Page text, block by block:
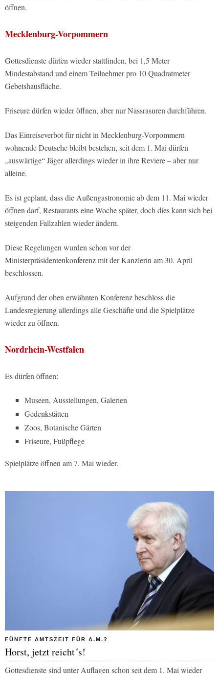
öffnen.
Mecklenburg-Vorpommern
Gottesdienste dürfen wieder stattfinden, bei 1,5 Meter
Mindestabstand und einem Teilnehmer pro 10 Quadratmeter
Gebetshausfläche.
Friseure dürfen wieder öffnen, aber nur Nassrasuren durchführen.
Das Einreiseverbot für nicht in Mecklenburg-Vorpommern
wohnende Deutsche bleibt bestehen, seit dem 1. Mai dürfen
„auswärtige“ Jäger allerdings wieder in ihre Reviere – aber nur
alleine.
Es ist geplant, dass die Außengastronomie ab dem 11. Mai wieder
öffnen darf, Restaurants eine Woche später, doch dies kann sich bei
steigenden Fallzahlen wieder ändern.
Diese Regelungen wurden schon vor der
Ministerpräsidentenkonferenz mit der Kanzlerin am 30. April
beschlossen.
Aufgrund der oben erwähnten Konferenz beschloss die
Landesregierung allerdings alle Geschäfte und die Spielplätze
wieder zu öffnen.
Nordrhein-Westfalen
Es dürfen öffnen:
Museen, Ausstellungen, Galerien
Gedenkstätten
Zoos, Botanische Gärten
Friseure, Fußpflege
Spielplätze öffnen am 7. Mai wieder.
FÜNFTE AMTSZEIT FÜR A.M.?
Horst, jetzt reicht´s!
Gottesdienste sind unter Auflagen schon seit dem 1. Mai wieder